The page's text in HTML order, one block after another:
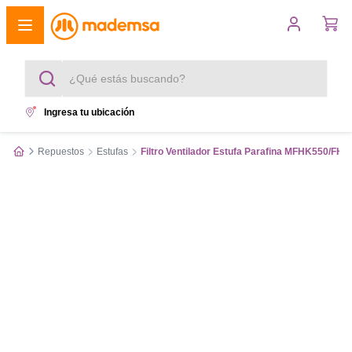
¿Qué estás buscando?
Ingresa tu ubicación
Repuestos Estufas Filtro Ventilador Estufa Parafina MFHK550/